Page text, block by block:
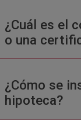
¿Cuál es el
o una
¿Cómo se
hipoteca?